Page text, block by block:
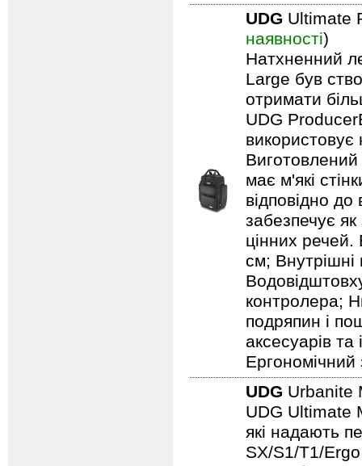
UDG Ultimate
наявності)
Натхненний
Large був
отримати
UDG
має м'які
відповідно
забезпечує
цінних
см;
контролера;
подряпин і
аксесуарів
UDG Urbanite
UDG Ultimate
які надають
SX/S1/T1/